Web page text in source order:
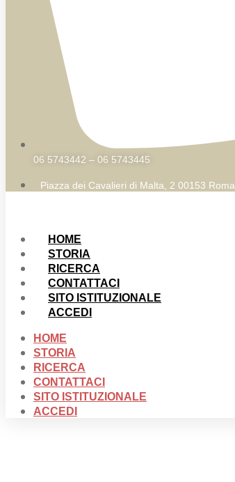
06 5743442 – 06 5743445
Piazza dei Cavalieri di Malta, 2 00153 Roma
HOME
STORIA
RICERCA
CONTATTACI
SITO ISTITUZIONALE
ACCEDI
HOME
STORIA
RICERCA
CONTATTACI
SITO ISTITUZIONALE
ACCEDI